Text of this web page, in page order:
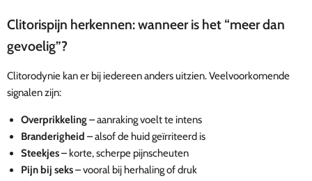
Clitorispijn herkennen: wanneer is het “meer dan
gevoelig”?
Clitorodynie kan er bij iedereen anders uitzien. Veelvoorkomende
signalen zijn:
Overprikkeling– aanraking voelt te intens
Branderigheid – alsof de huid geïrriteerd is
Steekjes– korte, scherpe pijnscheuten
Pijn bij seks– vooral bij herhaling of druk